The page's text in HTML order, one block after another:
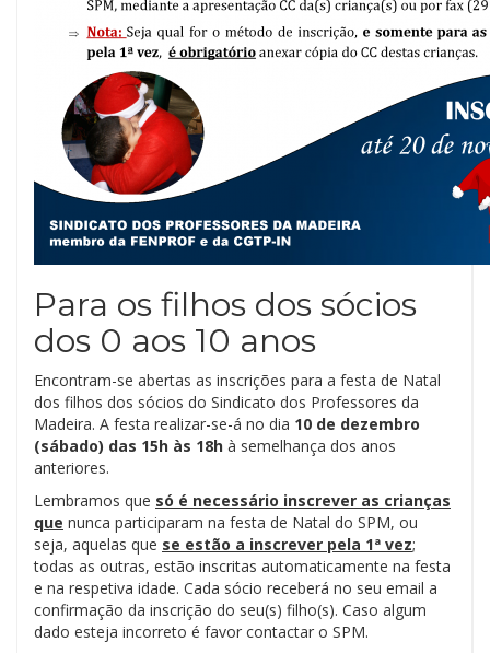
Para os filhos dos sócios
dos 0 aos 10 anos
Encontram-se abertas as inscrições para a festa de Natal
dos filhos dos sócios do Sindicato dos Professores da
Madeira. A festa realizar-se-á no dia 10 de dezembro
(sábado) das 15h às 18h à semelhança dos anos
anteriores.
Lembramos que só é necessário inscrever as crianças
que nunca participaram na festa de Natal do SPM, ou
seja, aquelas que se estão a inscrever pela 1ª vez;
todas as outras, estão inscritas automaticamente na festa
e na respetiva idade. Cada sócio receberá no seu email a
confirmação da inscrição do seu(s) filho(s). Caso algum
dado esteja incorreto é favor contactar o SPM.